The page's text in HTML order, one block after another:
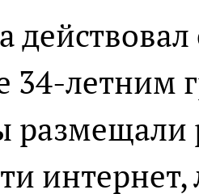
34-летним
размещали